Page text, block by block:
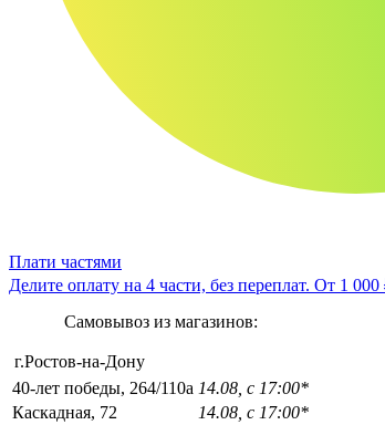
Плати частями
Делите оплату на 4 части, без переплат. От 1 000
Самовывоз из магазинов:
г.Ростов-на-Дону
40-лет победы, 264/110а 14.08, с 17:00*
Каскадная, 72
14.08, с 17:00*